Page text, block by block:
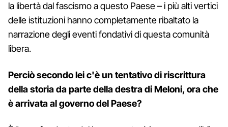
la libertà dal fascismo a questo Paese – i più alti vertici
delle istituzioni hanno completamente ribaltato la
narrazione degli eventi fondativi di questa comunità
libera.
Perciò secondo lei c'è un tentativo di riscrittura
della storia da parte della destra di Meloni, ora che
è arrivata al governo del Paese?